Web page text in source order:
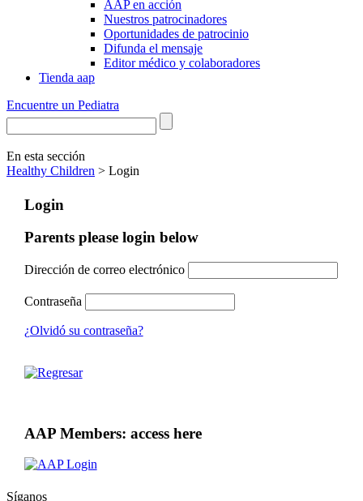
AAP en acción
Nuestros patrocinadores
Oportunidades de patrocinio
Difunda el mensaje
Editor médico y colaboradores
Tienda aap
Encuentre un Pediatra
En esta sección
Healthy Children > Login
Login
Parents please login below
Dirección de correo electrónico
Contraseña
¿Olvidó su contraseña?
AAP Members: access here
Síganos